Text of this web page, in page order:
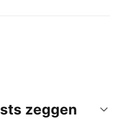
gasten
zeggen